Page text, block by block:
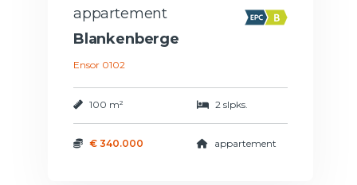
appartement
Blankenberge
Ensor 0102
100 m² 2 slpks.
€ 340.000 appartement